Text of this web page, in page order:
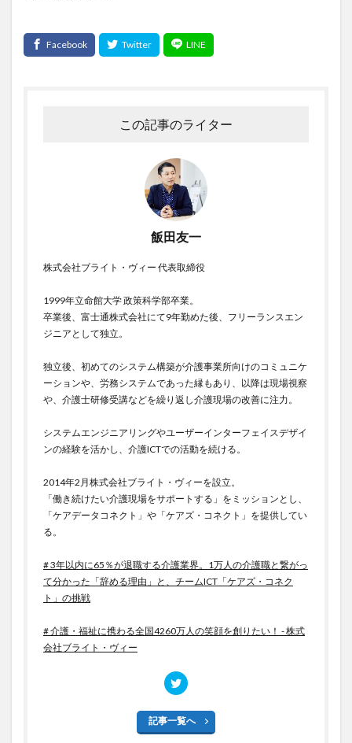
この記事のライター
飯田友一
株式会社ブライト・ヴィー 代表取締役
1999年立命館大学 政策科学部卒業。
卒業後、富士通株式会社にて9年勤めた後、フリーランスエン
ジニアとして独立。
独立後、初めてのシステム構築が介護事業所向けのコミュニケ
ーションや、労務システムであった縁もあり、以降は現場視察
や、介護士研修受講などを繰り返し介護現場の改善に注力。
システムエンジニアリングやユーザーインターフェイスデザイ
ンの経験を活かし、介護ICTでの活動を続ける。
2014年2月株式会社ブライト・ヴィーを設立。
「働き続けたい介護現場をサポートする」をミッションとし、
「ケアデータコネクト」や「ケアズ・コネクト」を提供してい
る。
# 3年以内に65％が退職する介護業界。1万人の介護職と繋がっ
て分かった「辞める理由」と、チームICT「ケアズ・コネク
ト」の挑戦
# 介護・福祉に携わる全国4260万人の笑顔を創りたい！ - 株式
会社ブライト・ヴィー
記事一覧へ